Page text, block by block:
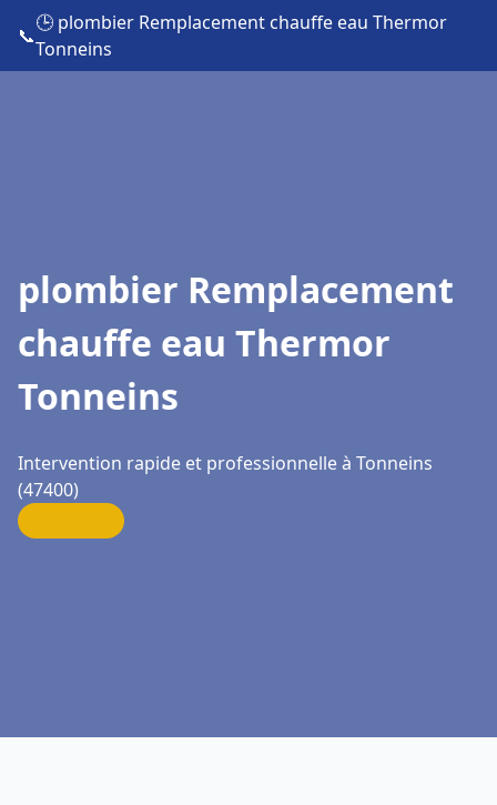
📞
🕒 plombier Remplacement chauffe eau Thermor
Tonneins
plombier Remplacement
chauffe eau Thermor
Tonneins
Intervention rapide et professionnelle à Tonneins
(47400)